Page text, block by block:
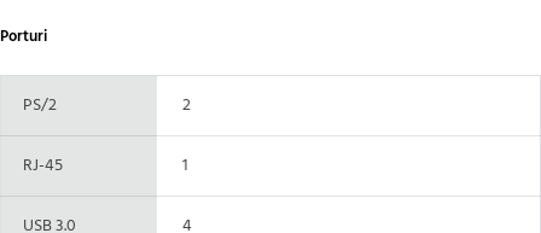
Porturi
PS/2 2
RJ-45 1
USB 3.0 4